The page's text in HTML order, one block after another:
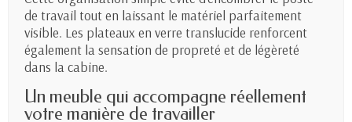
de travail tout en laissant le matériel parfaitement
visible. Les plateaux en verre translucide renforcent
également la sensation de propreté et de légèreté
dans la cabine.
Un meuble qui accompagne réellement
votre manière de travailler